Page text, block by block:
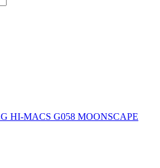
HI-MACS G058 MOONSCAPE